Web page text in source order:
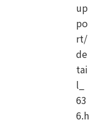
up
po
rt/
de
tai
l_
63
6.h